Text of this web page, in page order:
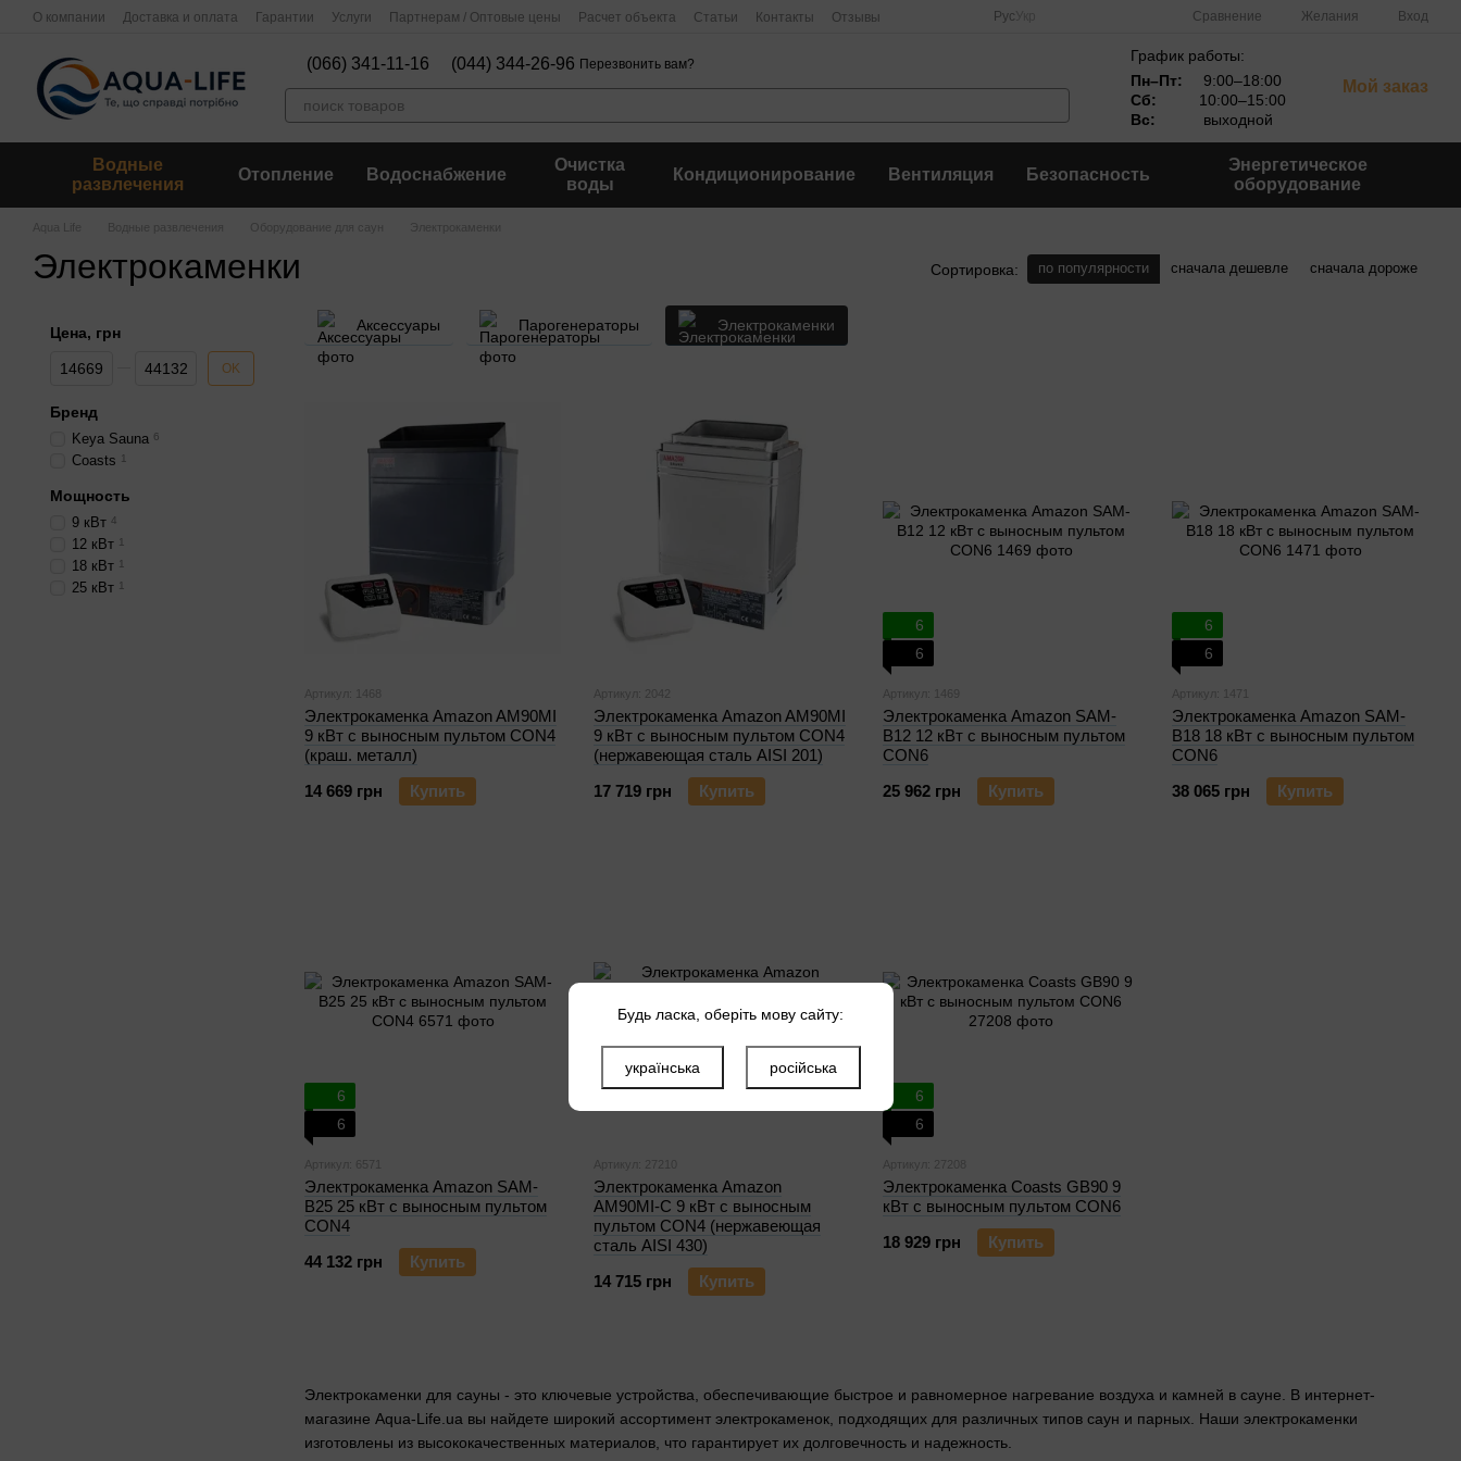
Перейти к основному контенту
О компании Доставка и оплата Гарантии Услуги Партнерам / Оптовые цены Расчет объекта Статьи Контакты Отзывы Рус Сравнение Желания Вход
(066) 341-11-16 (044) 344-26-96 Перезвонить вам?
График работы:
Пн–Пт:
9:00–18:00
Сб:
10:00–15:00
Вс:
выходной
Мой заказ
Водные
развлечения
Отопление Водоснабжение
Очистка
воды
Кондиционирование Вентиляция Безопасность
Энергетическое
оборудование
Aqua Life Водные развлечения Оборудование для саун Электрокаменки
Электрокаменки Сортировка: по популярности сначала дешевле сначала дороже
Аксессуары Парогенераторы Электрокаменки
Электрокаменки для сауны - это ключевые устройства, обеспечивающие быстрое и равномерное нагревание воздуха и камней в сауне. В интернет-
магазине Aqua-Life.ua вы найдете широкий ассортимент электрокаменок, подходящих для различных типов саун и парных. Наши электрокаменки
изготовлены из высококачественных материалов, что гарантирует их долговечность и надежность.
Артикул: 1468
Электрокаменка Amazon AM90MI
9 кВт с выносным пультом CON4
(краш. металл)
14 669 грн
Купить
Артикул: 2042
Электрокаменка Amazon AM90MI
9 кВт с выносным пультом CON4
(нержавеющая сталь AISI 201)
17 719 грн
Купить
6
6
Артикул: 1469
Электрокаменка Amazon SAM-
B12 12 кВт с выносным пультом
CON6
25 962 грн
Купить
6
6
Артикул: 1471
Электрокаменка Amazon SAM-
B18 18 кВт с выносным пультом
CON6
38 065 грн
Купить
6
6
Артикул: 6571
Электрокаменка Amazon SAM-
B25 25 кВт с выносным пультом
CON4
44 132 грн
Купить
Артикул: 27210
Электрокаменка Amazon
AM90MI-C 9 кВт с выносным
пультом CON4 (нержавеющая
сталь AISI 430)
14 715 грн
Купить
6
6
Артикул: 27208
Электрокаменка Coasts GB90 9
кВт с выносным пультом CON6
18 929 грн
Купить
Цена, грн
От Цена, грн
До Цена, грн OK
Бренд
Keya Sauna 6
Coasts 1
Мощность
9 кВт 4
12 кВт 1
18 кВт 1
25 кВт 1
Будь ласка, оберіть мову сайту:
українська російська